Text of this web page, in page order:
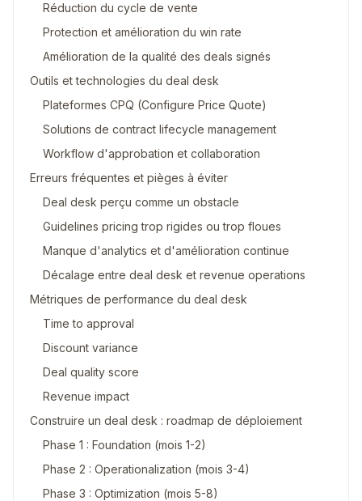
Réduction du cycle de vente
Protection et amélioration du win rate
Amélioration de la qualité des deals signés
Outils et technologies du deal desk
Plateformes CPQ (Configure Price Quote)
Solutions de contract lifecycle management
Workflow d'approbation et collaboration
Erreurs fréquentes et pièges à éviter
Deal desk perçu comme un obstacle
Guidelines pricing trop rigides ou trop floues
Manque d'analytics et d'amélioration continue
Décalage entre deal desk et revenue operations
Métriques de performance du deal desk
Time to approval
Discount variance
Deal quality score
Revenue impact
Construire un deal desk : roadmap de déploiement
Phase 1 : Foundation (mois 1-2)
Phase 2 : Operationalization (mois 3-4)
Phase 3 : Optimization (mois 5-8)